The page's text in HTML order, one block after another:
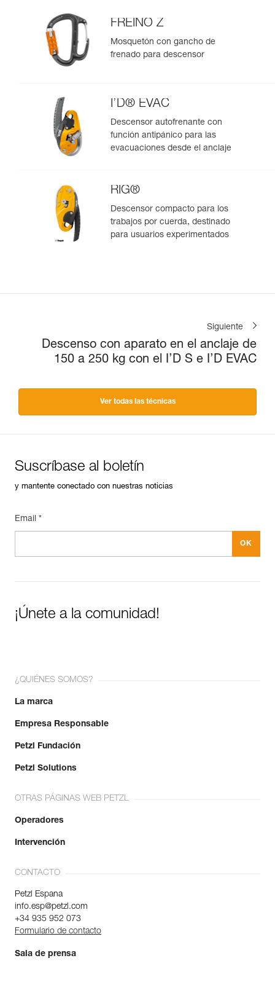
FREINO Z
Mosquetón con gancho de
frenado para descensor
I’D® EVAC
Descensor autofrenante con
función antipánico para las
evacuaciones desde el anclaje
RIG®
Descensor compacto para los
trabajos por cuerda, destinado
para usuarios experimentados
Siguiente
Descenso con aparato en el anclaje de
150 a 250 kg con el I’D S e I’D EVAC
Ver todas las técnicas
Suscríbase al boletín
y mantente conectado con nuestras noticias
Email *
¡Únete a la comunidad!
¿QUIÉNES SOMOS?
La marca
Empresa Responsable
Petzl Fundación
Petzl Solutions
OTRAS PÁGINAS WEB PETZL
Operadores
Intervención
CONTACTO
Petzl Espana
info.esp@petzl.com
+34 935 952 073
Formulario de contacto
Sala de prensa